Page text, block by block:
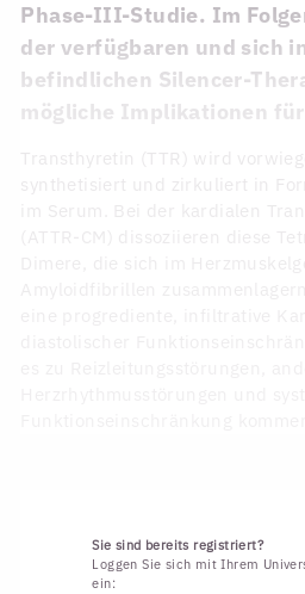
Phase-III-Studie. Im
der verfügbaren und sich
befindlichen Silencer-
mögliche Implikationen
Transthyretin (TTR) wird
Sie sind bereits registriert?
Loggen Sie sich mit Ihrem
ein: